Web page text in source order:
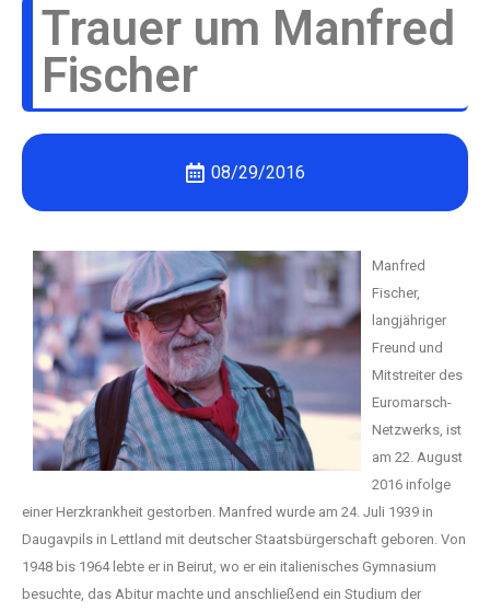
Trauer um Manfred
Fischer
08/29/2016
Manfred
Fischer,
langjähriger
Freund und
Mitstreiter des
Euromarsch-
Netzwerks, ist
am 22. August
2016 infolge
einer Herzkrankheit gestorben. Manfred wurde am 24. Juli 1939 in
Daugavpils in Lettland mit deutscher Staatsbürgerschaft geboren. Von
1948 bis 1964 lebte er in Beirut, wo er ein italienisches Gymnasium
besuchte, das Abitur machte und anschließend ein Studium der